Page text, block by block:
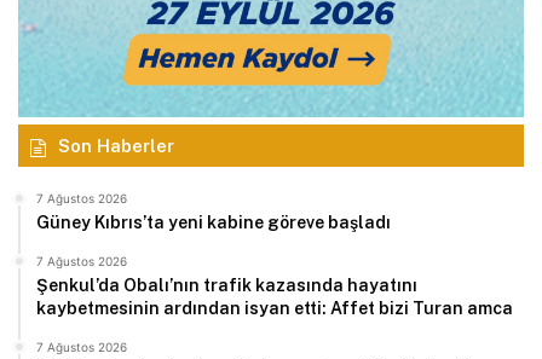
Son Haberler
7 Ağustos 2026
Güney Kıbrıs’ta yeni kabine göreve başladı
7 Ağustos 2026
Şenkul’da Obalı’nın trafik kazasında hayatını
kaybetmesinin ardından isyan etti: Affet bizi Turan amca
7 Ağustos 2026